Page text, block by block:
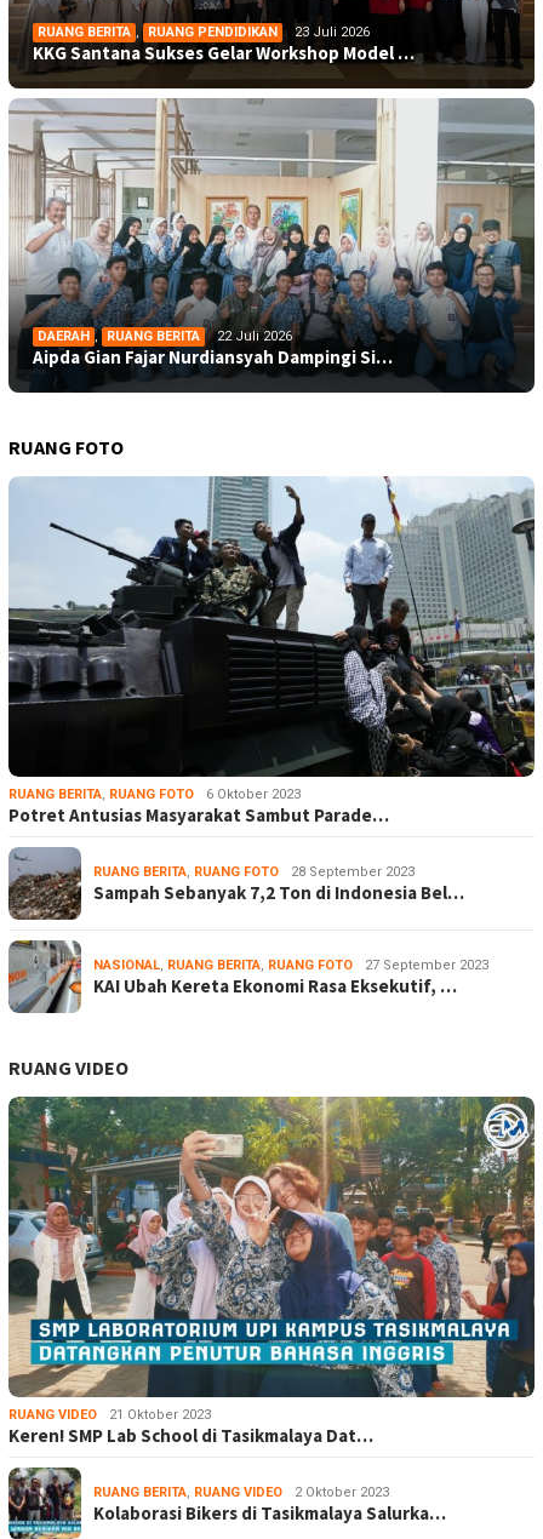
RUANG BERITA , RUANG PENDIDIKAN 23 Juli 2026
KKG Santana Sukses Gelar Workshop Model …
DAERAH , RUANG BERITA 22 Juli 2026
Aipda Gian Fajar Nurdiansyah Dampingi Si…
RUANG FOTO
RUANG BERITA, RUANG FOTO 6 Oktober 2023
Potret Antusias Masyarakat Sambut Parade…
RUANG BERITA, RUANG FOTO 28 September 2023
Sampah Sebanyak 7,2 Ton di Indonesia Bel…
NASIONAL, RUANG BERITA, RUANG FOTO 27 September 2023
KAI Ubah Kereta Ekonomi Rasa Eksekutif, …
RUANG VIDEO
RUANG VIDEO 21 Oktober 2023
Keren! SMP Lab School di Tasikmalaya Dat…
RUANG BERITA, RUANG VIDEO 2 Oktober 2023
Kolaborasi Bikers di Tasikmalaya Salurka…